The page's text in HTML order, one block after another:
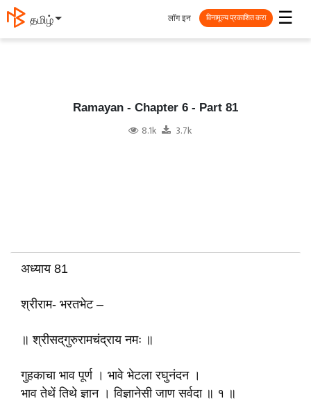
తెలుగు ☰
लॉग इन विनामूल्य प्रकाशित करा
Ramayan - Chapter 6 - Part 81
8.1k 3.7k
अध्याय 81
श्रीराम- भरतभेट –
॥ श्रीसद्‌गुरुरामचंद्राय नमः ॥
गुहकाचा भाव पूर्ण । भावे भेटला रघुनंदन ।
भाव तेथें तिथे ज्ञान । विज्ञानेसी जाण सर्वदा ॥ १ ॥